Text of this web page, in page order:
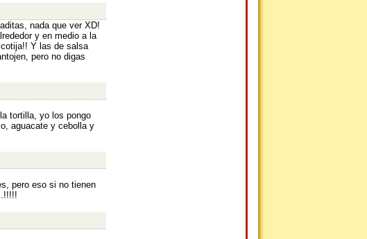
nada que ver XD!
y en medio a la
Y las de salsa
pero no digas
tortilla, yo los pongo
aguacate y cebolla y
pero eso si no tienen